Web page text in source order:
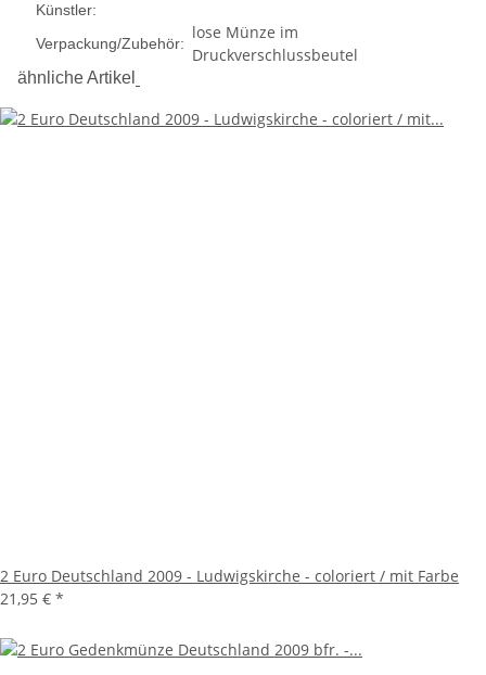
Künstler:
Verpackung/Zubehör:
lose Münze im
Druckverschlussbeutel
ähnliche Artikel
2 Euro Deutschland 2009 - Ludwigskirche - coloriert / mit Farbe
21,95 € *